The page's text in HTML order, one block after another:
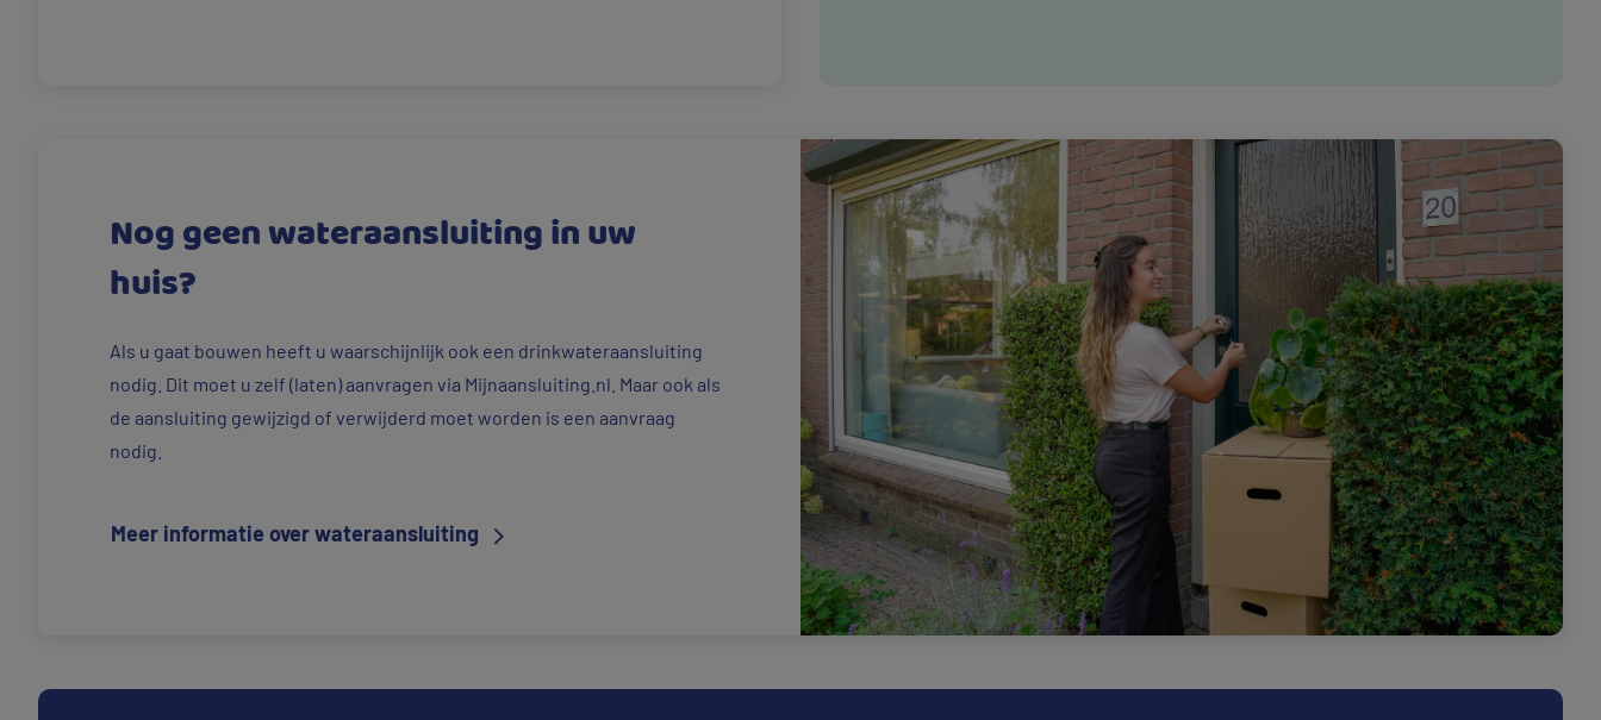
Nog geen wateraansluiting in uw
huis?
Als u gaat bouwen heeft u waarschijnlijk ook een drinkwateraansluiting
nodig. Dit moet u zelf (laten) aanvragen via Mijnaansluiting.nl. Maar ook als
de aansluiting gewijzigd of verwijderd moet worden is een aanvraag
nodig.
Meer informatie over wateraansluiting